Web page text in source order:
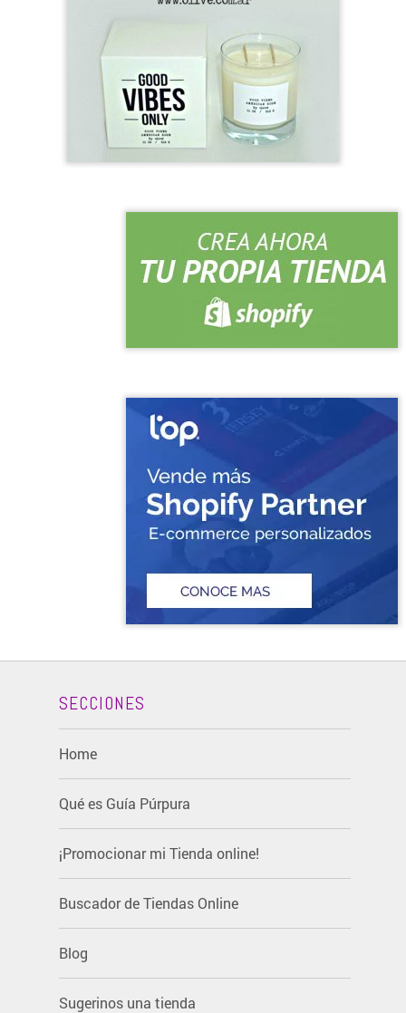
SECCIONES
Home
Qué es Guía Púrpura
¡Promocionar mi Tienda online!
Buscador de Tiendas Online
Blog
Sugerinos una tienda